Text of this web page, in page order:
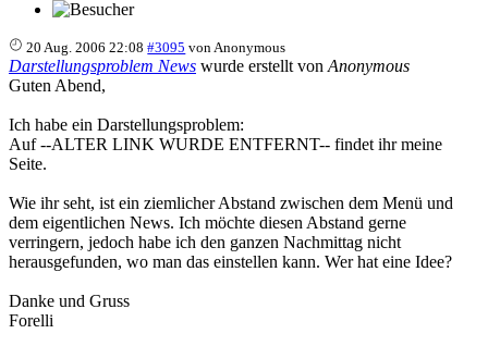
20 Aug. 2006 22:08 #3095 von Anonymous
Darstellungsproblem News wurde erstellt von Anonymous
Guten Abend,
Ich habe ein Darstellungsproblem:
Auf --ALTER LINK WURDE ENTFERNT-- findet ihr meine
Seite.
Wie ihr seht, ist ein ziemlicher Abstand zwischen dem Menü und
dem eigentlichen News. Ich möchte diesen Abstand gerne
verringern, jedoch habe ich den ganzen Nachmittag nicht
herausgefunden, wo man das einstellen kann. Wer hat eine Idee?
Danke und Gruss
Forelli